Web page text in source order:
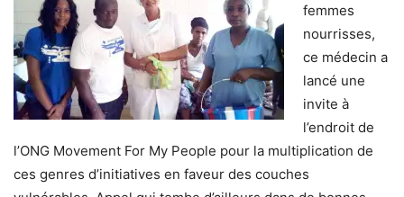
femmes
nourrisses,
ce médecin a
lancé une
invite à
l’endroit de
l’ONG Movement For My People pour la multiplication de
ces genres d’initiatives en faveur des couches